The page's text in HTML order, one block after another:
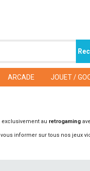
ARCADE JOUET /
au retrogaming
informer sur tous nos jeux